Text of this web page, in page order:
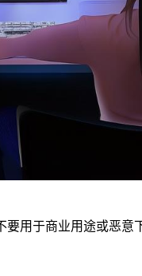
用于商业用途或恶意